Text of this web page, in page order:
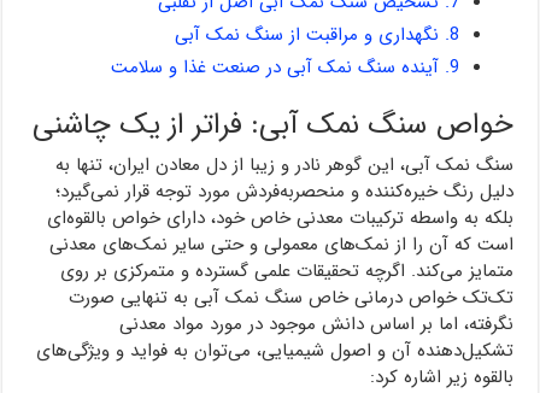
8. نگهداری و مراقبت از سنگ نمک آبی
9. آینده سنگ نمک آبی در صنعت غذا و سلامت
خواص سنگ نمک آبی: فراتر از یک چاشنی
سنگ نمک آبی، این گوهر نادر و زیبا از دل معادن ایران، تنها به
دلیل رنگ خیره‌کننده و منحصربه‌فردش مورد توجه قرار نمی‌گیرد؛
بلکه به واسطه ترکیبات معدنی خاص خود، دارای خواص بالقوه‌ای
است که آن را از نمک‌های معمولی و حتی سایر نمک‌های معدنی
متمایز می‌کند. اگرچه تحقیقات علمی گسترده و متمرکزی بر روی
تک‌تک خواص درمانی خاص سنگ نمک آبی به تنهایی صورت
نگرفته، اما بر اساس دانش موجود در مورد مواد معدنی
تشکیل‌دهنده آن و اصول شیمیایی، می‌توان به فواید و ویژگی‌های
بالقوه زیر اشاره کرد: